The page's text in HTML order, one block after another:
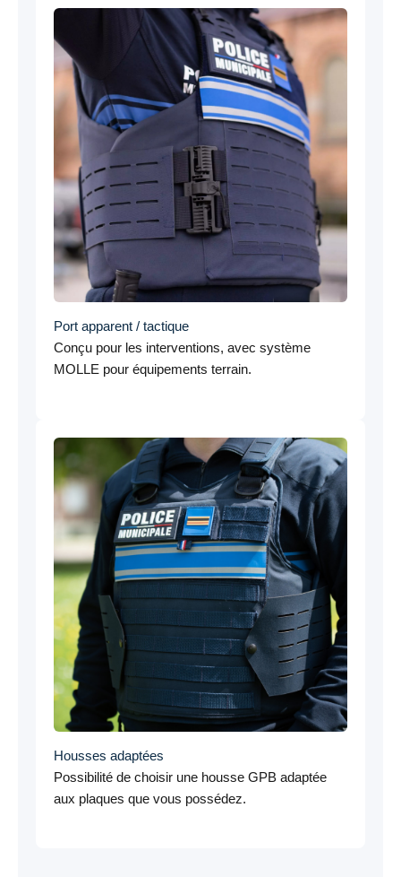
Port apparent / tactique
Conçu pour les interventions, avec système
MOLLE pour équipements terrain.
Housses adaptées
Possibilité de choisir une housse GPB adaptée
aux plaques que vous possédez.